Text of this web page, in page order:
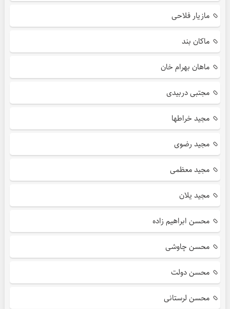
مازیار فلاحی
ماکان بند
ماهان بهرام خان
مجتبی دربیدی
مجید خراطها
مجید رضوی
مجید معظمی
مجید یلان
محسن ابراهیم زاده
محسن چاوشی
محسن دولت
محسن لرستانی